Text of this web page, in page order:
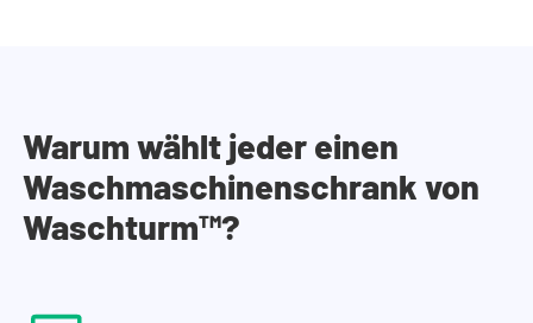
Warum wählt jeder einen
Waschmaschinenschrank von
Waschturm™?